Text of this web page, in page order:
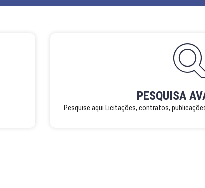
PESQUISA
Pesquise aqui Licitações, contratos,